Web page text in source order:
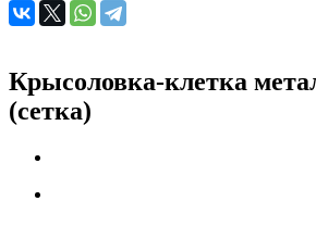
Крысоловка-клетка
(сетка)